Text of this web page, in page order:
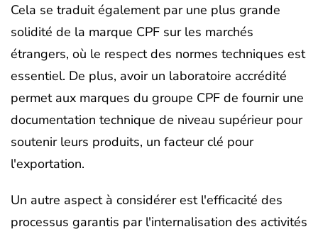
Cela se traduit également par une plus grande
solidité de la marque CPF sur les marchés
étrangers, où le respect des normes techniques est
essentiel. De plus, avoir un laboratoire accrédité
permet aux marques du groupe CPF de fournir une
documentation technique de niveau supérieur pour
soutenir leurs produits, un facteur clé pour
l'exportation.
Un autre aspect à considérer est l'efficacité des
processus garantis par l'internalisation des activités